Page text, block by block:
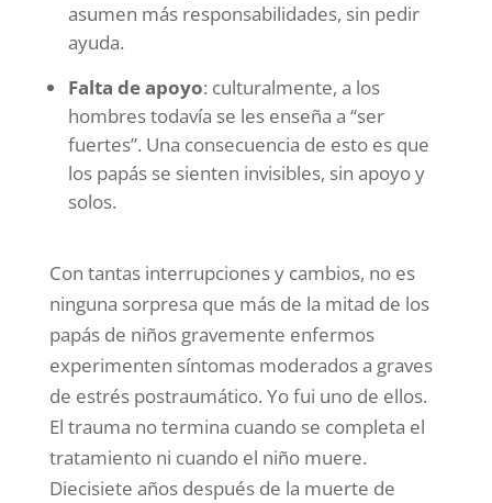
asumen más responsabilidades, sin pedir
ayuda.
Falta de apoyo: culturalmente, a los
hombres todavía se les enseña a “ser
fuertes”. Una consecuencia de esto es que
los papás se sienten invisibles, sin apoyo y
solos.
Con tantas interrupciones y cambios, no es
ninguna sorpresa que más de la mitad de los
papás de niños gravemente enfermos
experimenten síntomas moderados a graves
de estrés postraumático. Yo fui uno de ellos.
El trauma no termina cuando se completa el
tratamiento ni cuando el niño muere.
Diecisiete años después de la muerte de